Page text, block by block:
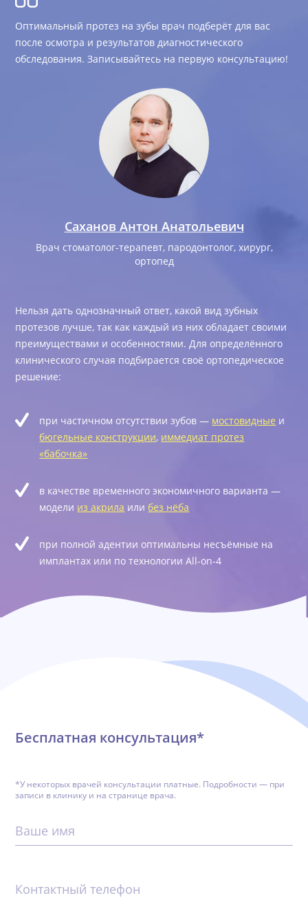
Оптимальный протез на зубы врач подберёт для вас
после осмотра и результатов диагностического
обследования. Записывайтесь на первую консультацию!
Саханов Антон Анатольевич
Врач стоматолог-терапевт, пародонтолог, хирург,
ортопед
Нельзя дать однозначный ответ, какой вид зубных
протезов лучше, так как каждый из них обладает своими
преимуществами и особенностями. Для определённого
клинического случая подбирается своё ортопедическое
решение:
при частичном отсутствии зубов — мостовидные и
бюгельные конструкции, иммедиат протез
«бабочка»
в качестве временного экономичного варианта —
модели из акрила или без нёба
при полной адентии оптимальны несъёмные на
имплантах или по технологии All-on-4
Бесплатная консультация*
*У некоторых врачей консультации платные. Подробности — при
записи в клинику и на странице врача.
Ваше имя
Контактный телефон